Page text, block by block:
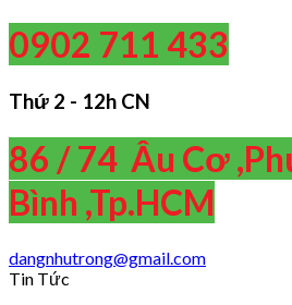
0902 711 433
Thứ 2 - 12h CN
86 / 74 Âu Cơ
Bình ,Tp.HCM
dangnhutrong@gmail.com
Tin Tức